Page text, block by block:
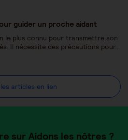
guider un proche aidant
le plus connu pour transmettre son
Il nécessite des précautions pour…
articles en lien
sur Aidons les nôtres ?